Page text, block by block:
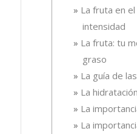
La fruta en
intensidad
La fruta: tu
graso
La guía de
La
La
La